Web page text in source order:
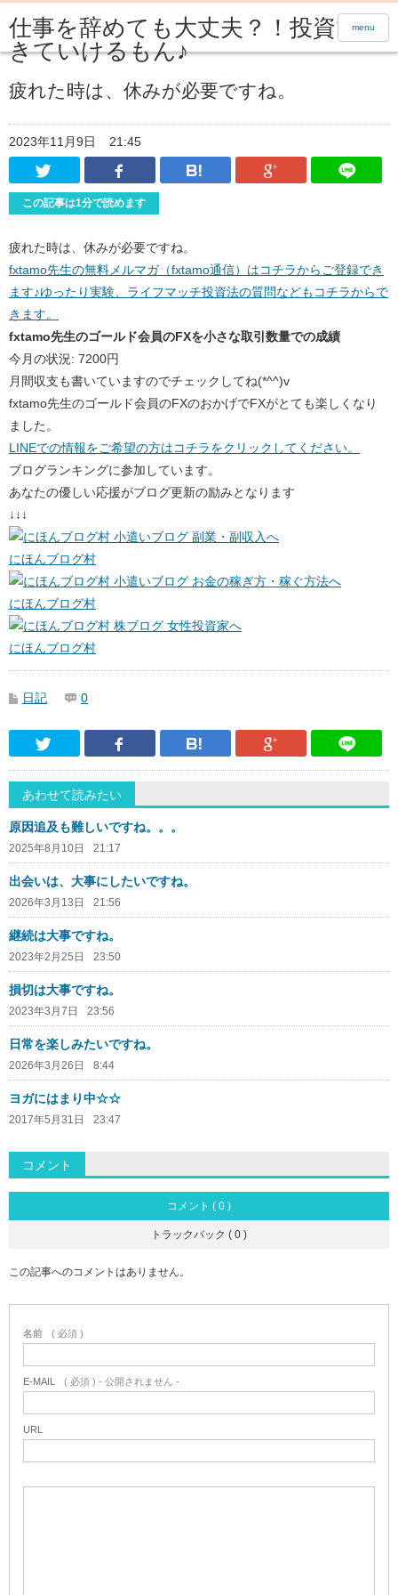
仕事を辞めても大丈夫？！投資で生
きていけるもん♪
menu
疲れた時は、休みが必要ですね。
2023年11月9日
21:45
Twitter
Facebook はてなブックマーク
Google
この記事は1分で読めます
疲れた時は、休みが必要ですね。
fxtamo先生の無料メルマガ（fxtamo通信）はコチラからご登録でき
ます♪ゆったり実験、ライフマッチ投資法の質問などもコチラからで
きます。
fxtamo先生のゴールド会員のFXを小さな取引数量での成績
今月の状況: 7200円
月間収支も書いていますのでチェックしてね(*^^)v
fxtamo先生のゴールド会員のFXのおかげでFXがとても楽しくなり
ました。
LINEでの情報をご希望の方はコチラをクリックしてください。
ブログランキングに参加しています。
あなたの優しい応援がブログ更新の励みとなります
↓↓↓
にほんブログ村
にほんブログ村
にほんブログ村
日記 0
Twitter Facebook はてなブックマーク
Google
あわせて読みたい
原因追及も難しいですね。。。
2025年8月10日 21:17
出会いは、大事にしたいですね。
2026年3月13日 21:56
継続は大事ですね。
2023年2月25日 23:50
損切は大事ですね。
2023年3月7日 23:56
日常を楽しみたいですね。
2026年3月26日 8:44
ヨガにはまり中☆☆
2017年5月31日 23:47
コメント
コメント ( 0 )
トラックバック ( 0 )
この記事へのコメントはありません。
名前 ( 必須 )
E-MAIL ( 必須 ) - 公開されません -
URL